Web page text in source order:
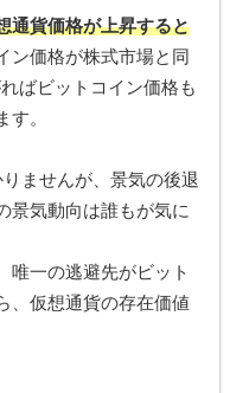
通貨価格が上昇すると
ン価格が株式市場と同
ばビットコイン価格も
。
ませんが、景気の後退
景気動向は誰もが気に
唯一の逃避先がビット
、仮想通貨の存在価値